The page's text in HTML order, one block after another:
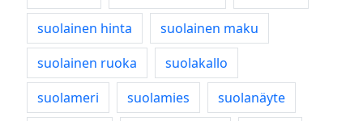
suolainen hinta
suolainen maku
suolainen ruoka
suolakallo
suolameri
suolamies
suolanäyte